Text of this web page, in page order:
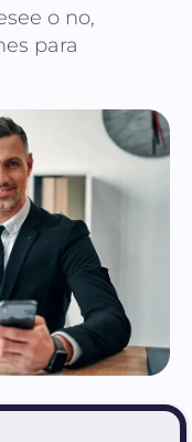
o no,
para